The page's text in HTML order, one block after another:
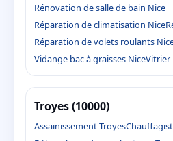
Rénovation de salle de bain Nice
Réparation de climatisation Nice
Réparation de volets roulants
Vidange bac à graisses NiceVitrier
Troyes (10000)
Assainissement Troyes